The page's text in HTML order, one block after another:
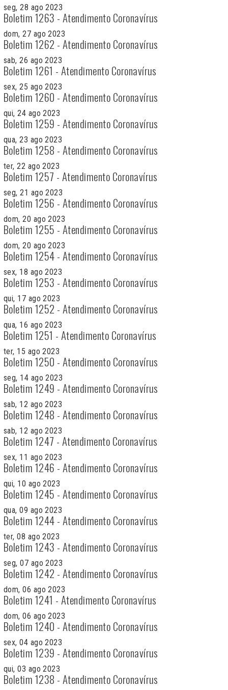
seg, 28 ago 2023
Boletim 1263 - Atendimento Coronavírus
dom, 27 ago 2023
Boletim 1262 - Atendimento Coronavírus
sab, 26 ago 2023
Boletim 1261 - Atendimento Coronavírus
sex, 25 ago 2023
Boletim 1260 - Atendimento Coronavírus
qui, 24 ago 2023
Boletim 1259 - Atendimento Coronavírus
qua, 23 ago 2023
Boletim 1258 - Atendimento Coronavírus
ter, 22 ago 2023
Boletim 1257 - Atendimento Coronavírus
seg, 21 ago 2023
Boletim 1256 - Atendimento Coronavírus
dom, 20 ago 2023
Boletim 1255 - Atendimento Coronavírus
dom, 20 ago 2023
Boletim 1254 - Atendimento Coronavírus
sex, 18 ago 2023
Boletim 1253 - Atendimento Coronavírus
qui, 17 ago 2023
Boletim 1252 - Atendimento Coronavírus
qua, 16 ago 2023
Boletim 1251 - Atendimento Coronavírus
ter, 15 ago 2023
Boletim 1250 - Atendimento Coronavírus
seg, 14 ago 2023
Boletim 1249 - Atendimento Coronavírus
sab, 12 ago 2023
Boletim 1248 - Atendimento Coronavírus
sab, 12 ago 2023
Boletim 1247 - Atendimento Coronavírus
sex, 11 ago 2023
Boletim 1246 - Atendimento Coronavírus
qui, 10 ago 2023
Boletim 1245 - Atendimento Coronavírus
qua, 09 ago 2023
Boletim 1244 - Atendimento Coronavírus
ter, 08 ago 2023
Boletim 1243 - Atendimento Coronavírus
seg, 07 ago 2023
Boletim 1242 - Atendimento Coronavírus
dom, 06 ago 2023
Boletim 1241 - Atendimento Coronavírus
dom, 06 ago 2023
Boletim 1240 - Atendimento Coronavírus
sex, 04 ago 2023
Boletim 1239 - Atendimento Coronavírus
qui, 03 ago 2023
Boletim 1238 - Atendimento Coronavírus